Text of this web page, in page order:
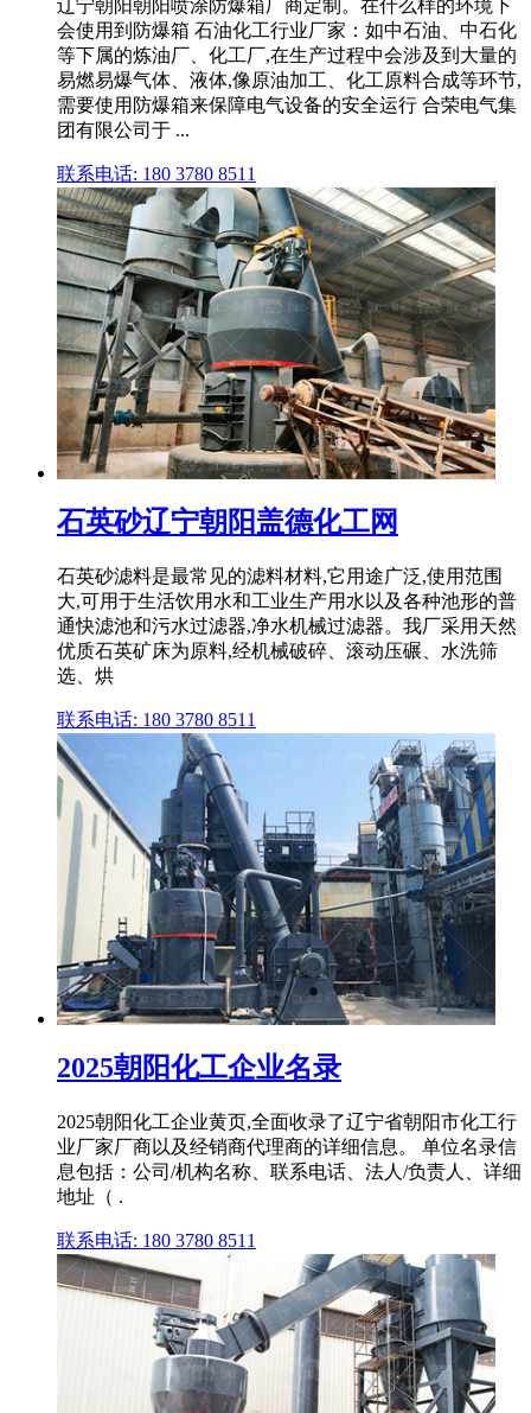
辽宁朝阳朝阳喷涂防爆箱厂商定制。在什么样的环境下
会使用到防爆箱 石油化工行业厂家：如中石油、中石化
等下属的炼油厂、化工厂,在生产过程中会涉及到大量的
易燃易爆气体、液体,像原油加工、化工原料合成等环节,
需要使用防爆箱来保障电气设备的安全运行 合荣电气集
团有限公司于 ...
联系电话: 180 3780 8511
石英砂辽宁朝阳盖德化工网
石英砂滤料是最常见的滤料材料,它用途广泛,使用范围
大,可用于生活饮用水和工业生产用水以及各种池形的普
通快滤池和污水过滤器,净水机械过滤器。我厂采用天然
优质石英矿床为原料,经机械破碎、滚动压碾、水洗筛
选、烘
联系电话: 180 3780 8511
2025朝阳化工企业名录
2025朝阳化工企业黄页,全面收录了辽宁省朝阳市化工行
业厂家厂商以及经销商代理商的详细信息。 单位名录信
息包括：公司/机构名称、联系电话、法人/负责人、详细
地址（ .
联系电话: 180 3780 8511